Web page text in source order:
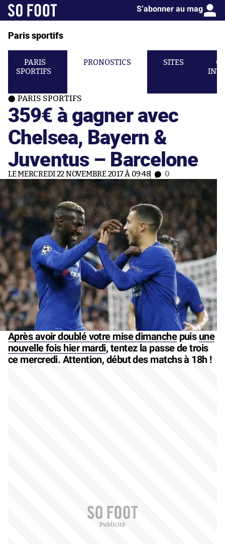
S’abonner au mag
Paris sportifs
PARIS
SPORTIFS
PRONOSTICS SITES
PARIS SPORTIFS
359€ à gagner avec
Chelsea, Bayern &
Juventus – Barcelone
LE MERCREDI 22 NOVEMBRE 2017 À 09:48 0
Après avoir doublé votre mise dimanchepuis une
nouvelle fois hier mardi, tentez la passe de trois
ce mercredi. Attention, début des matchs à 18h !